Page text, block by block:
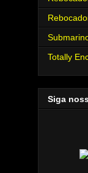
Totally
Siga